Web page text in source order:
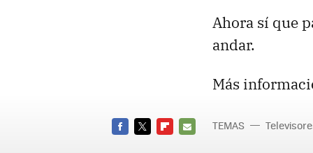
Ahora sí que
andar.
Más
TEMAS